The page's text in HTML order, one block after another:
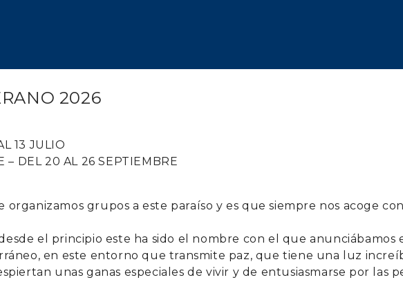
2026
13 JULIO
– DEL 20 AL 26 SEPTIEMBRE
organizamos grupos a este paraíso y es que siempre nos acoge
el principio este ha sido el nombre con el que anunciábamos
en este entorno que transmite paz, que tiene una luz
unas ganas especiales de vivir y de entusiasmarse por las